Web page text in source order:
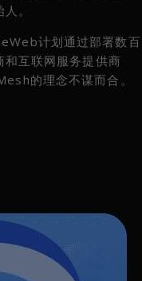
。
计划通过部署数百
互联网服务提供商
的理念不谋而合。